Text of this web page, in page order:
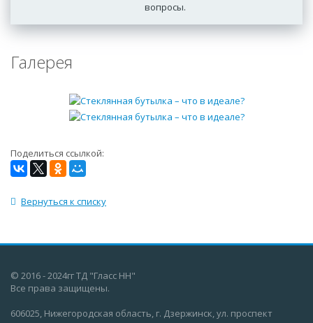
вопросы.
Галерея
Поделиться ссылкой:
Вернуться к списку
© 2016 - 2024гг ТД "Гласс НН"
Все права защищены.
606025, Нижегородская область, г. Дзержинск, ул. проспект